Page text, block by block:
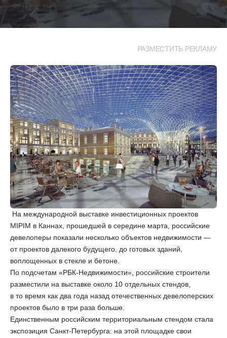
РАЗМЕСТИТЬ РЕКЛАМУ
На международной выставке инвестиционных проектов
MIPIM в Каннах, прошедшей в середине марта, российские
девелоперы показали несколько объектов недвижимости —
от проектов далекого будущего, до готовых зданий,
воплощенных в стекле и бетоне.
По подсчетам «РБК-Недвижимости», российские строители
разместили на выставке около 10 отдельных стендов,
в то время как два года назад отечественных девелоперских
проектов было в три раза больше.
Единственным российским территориальным стендом стала
экспозиция Санкт-Петербурга: на этой площадке свои